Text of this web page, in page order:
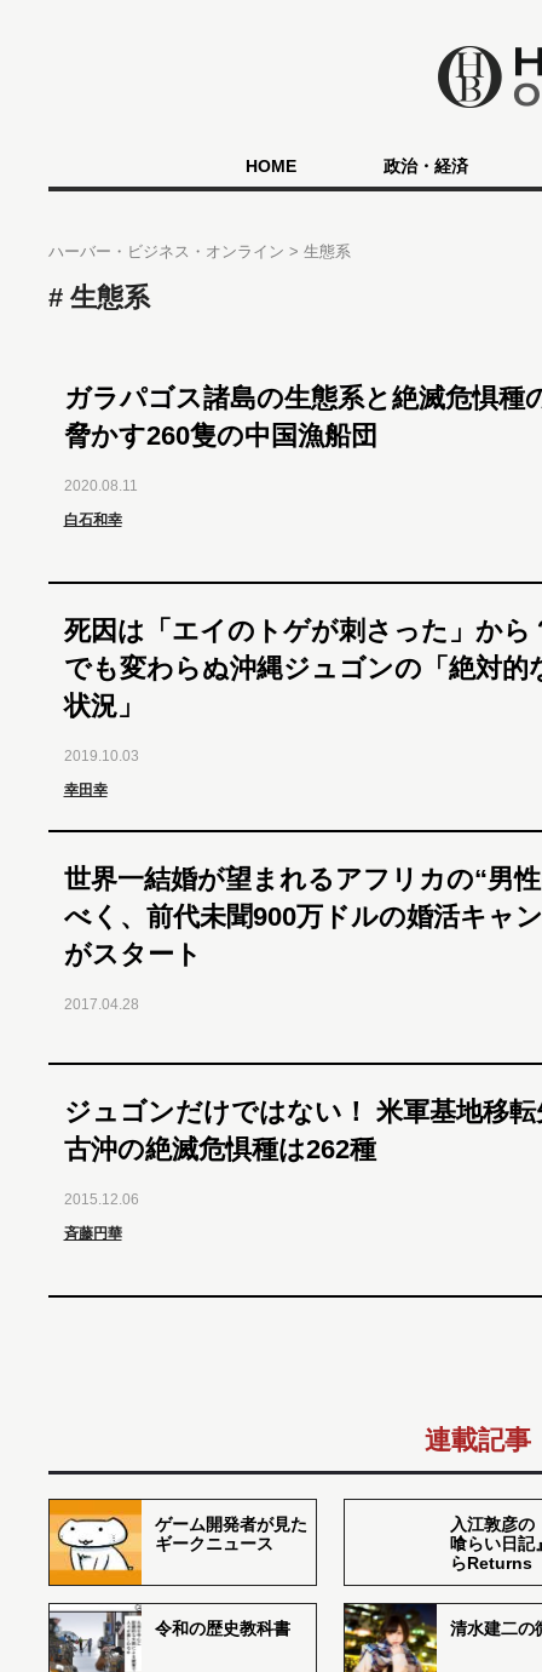
HOME 政治・経済
ハーバー・ビジネス・オンライン 生態系
生態系
ガラパゴス諸島の生態系と絶滅危惧種
脅かす260隻の中国漁船団
2020.08.11
白石和幸
死因は「エイのトゲが刺さった」か
でも変わらぬ沖縄ジュゴンの「絶対的
状況」
2019.10.03
幸田幸
世界一結婚が望まれるアフリカの“男
べく、前代未聞900万ドルの婚活キャ
がスタート
2017.04.28
ジュゴンだけではない！ 米軍基地移転
古沖の絶滅危惧種は262種
2015.12.06
斉藤円華
連載記事
ゲーム開発者が見た
ギークニュース
入江敦彦の
喰らい日記
らReturns
令和の歴史教科書 清水建二の